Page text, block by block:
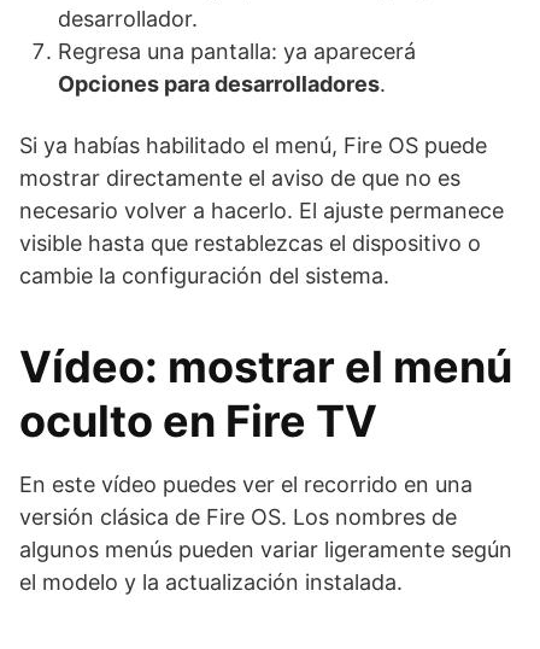
desarrollador.
Regresa una pantalla: ya aparecerá
Opciones para desarrolladores.
Si ya habías habilitado el menú, Fire OS puede
mostrar directamente el aviso de que no es
necesario volver a hacerlo. El ajuste permanece
visible hasta que restablezcas el dispositivo o
cambie la configuración del sistema.
Vídeo: mostrar el menú
oculto en Fire TV
En este vídeo puedes ver el recorrido en una
versión clásica de Fire OS. Los nombres de
algunos menús pueden variar ligeramente según
el modelo y la actualización instalada.